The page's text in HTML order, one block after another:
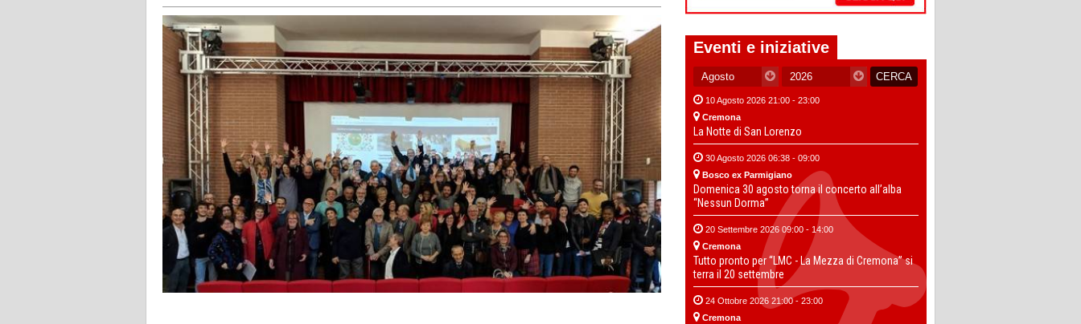
Eventi e iniziative
10 Agosto 2026 21:00 - 23:00
Cremona
La Notte di San Lorenzo
30 Agosto 2026 06:38 - 09:00
Bosco ex Parmigiano
Domenica 30 agosto torna il concerto all’alba
“Nessun Dorma”
20 Settembre 2026 09:00 - 14:00
Cremona
Tutto pronto per “LMC - La Mezza di Cremona” si
terra il 20 settembre
24 Ottobre 2026 21:00 - 23:00
Cremona